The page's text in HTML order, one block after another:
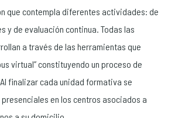
que contempla diferentes actividades: de
y de evaluación continua. Todas las
a través de las herramientas que
virtual” constituyendo un proceso de
finalizar cada unidad formativa se
en los centros asociados a